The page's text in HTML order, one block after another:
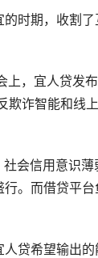
期，收割了
，宜人贷发
诈智能和线
信用意识薄
。而借贷平
希望输出的